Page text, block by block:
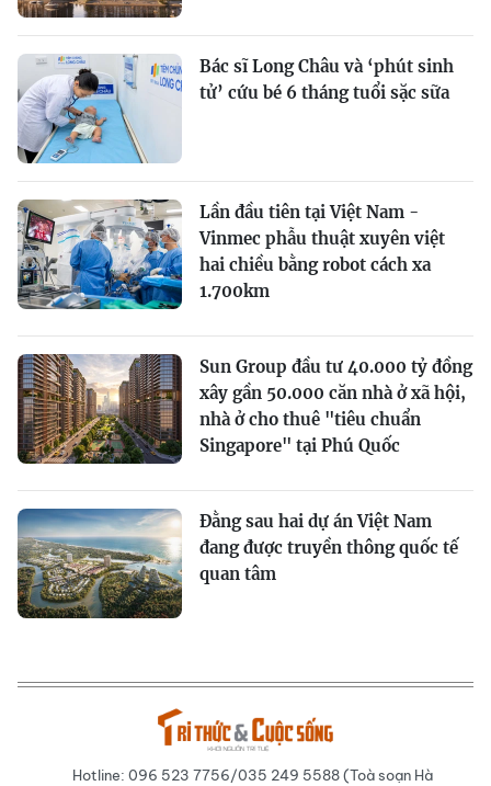
Bác sĩ Long Châu và ‘phút sinh
tử’ cứu bé 6 tháng tuổi sặc sữa
Lần đầu tiên tại Việt Nam -
Vinmec phẫu thuật xuyên việt
hai chiều bằng robot cách xa
1.700km
Sun Group đầu tư 40.000 tỷ đồng
xây gần 50.000 căn nhà ở xã hội,
nhà ở cho thuê "tiêu chuẩn
Singapore" tại Phú Quốc
Đằng sau hai dự án Việt Nam
đang được truyền thông quốc tế
quan tâm
Hotline: 096 523 7756/035 249 5588 (Toà soạn Hà